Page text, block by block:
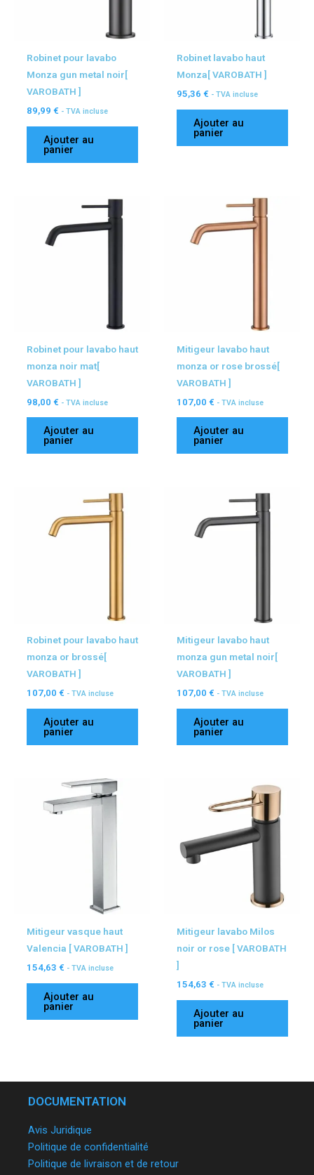
Robinet pour lavabo
Monza gun metal noir[
VAROBATH ]
89,99 € - TVA incluse
Ajouter au
panier
Robinet lavabo haut
Monza[ VAROBATH ]
95,36 € - TVA incluse
Ajouter au
panier
Robinet pour lavabo haut
monza noir mat[
VAROBATH ]
98,00 € - TVA incluse
Ajouter au
panier
Mitigeur lavabo haut
monza or rose brossé[
VAROBATH ]
107,00 € - TVA incluse
Ajouter au
panier
Robinet pour lavabo haut
monza or brossé[
VAROBATH ]
107,00 € - TVA incluse
Ajouter au
panier
Mitigeur lavabo haut
monza gun metal noir[
VAROBATH ]
107,00 € - TVA incluse
Ajouter au
panier
Mitigeur vasque haut
Valencia [ VAROBATH ]
154,63 € - TVA incluse
Ajouter au
panier
Mitigeur lavabo Milos
noir or rose [ VAROBATH
]
154,63 € - TVA incluse
Ajouter au
panier
DOCUMENTATION
Avis Juridique
Politique de confidentialité
Politique de livraison et de retour